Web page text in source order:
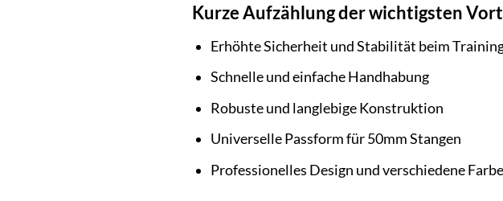
Kurze Aufzählung der wichtigsten
Erhöhte Sicherheit und Stabilität beim
Schnelle und einfache Handhabung
Robuste und langlebige Konstruktion
Universelle Passform für 50mm Stangen
Professionelles Design und verschiedene